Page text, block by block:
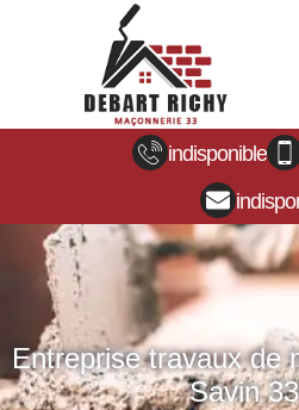
indisponible
Entreprise travaux de
Savin